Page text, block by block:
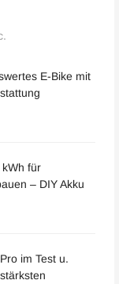
E-Bike mit
für
– DIY Akku
im Test u.